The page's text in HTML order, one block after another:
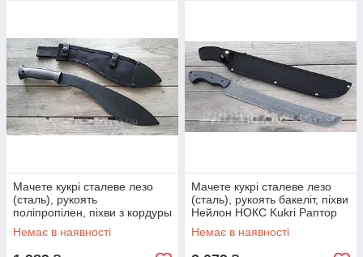
Мачете кукрі сталеве лезо
(сталь), рукоять
поліпропілен, піхви з кордуры
Cold Steel Kukri
Немає в наявності
Мачете кукрі сталеве лезо
(сталь), рукоять бакеліт, піхви
Нейлон НОКС Kukri Раптор
відмінний ніж на подарунок
Немає в наявності